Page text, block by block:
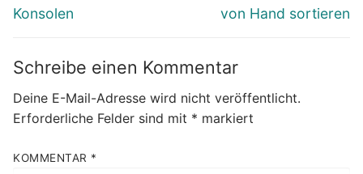
Konsolen
von Hand sortieren
Schreibe einen Kommentar
Deine E-Mail-Adresse wird nicht veröffentlicht.
Erforderliche Felder sind mit * markiert
KOMMENTAR *